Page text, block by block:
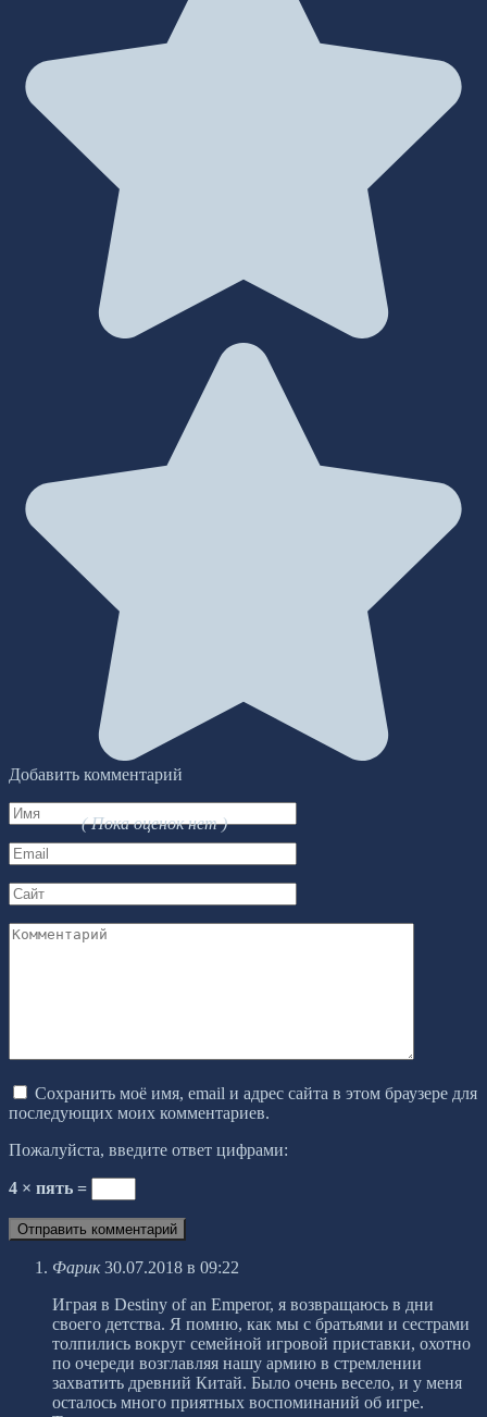
( Пока оценок нет )
Добавить комментарий
Имя
*
Email
*
Сайт
Комментарий
Сохранить моё имя, email и адрес сайта в этом браузере для
последующих моих комментариев.
Пожалуйста, введите ответ цифрами:
4 × пять =
Фарик 30.07.2018 в 09:22
Играя в Destiny of an Emperor, я возвращаюсь в дни
своего детства. Я помню, как мы с братьями и сестрами
толпились вокруг семейной игровой приставки, охотно
по очереди возглавляя нашу армию в стремлении
захватить древний Китай. Было очень весело, и у меня
осталось много приятных воспоминаний об игре.